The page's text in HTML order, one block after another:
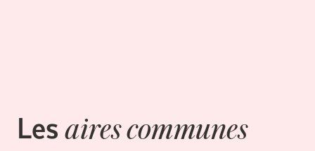
Lesaires communes